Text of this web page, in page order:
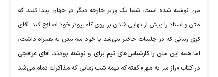
من نوشته شده است، شما یک وزیر خارجه دیگر در جهان پیدا کنید که
متن و اسناد را پیش از نهایی شدن بر روی کامپیوتر خود اصلاح کند. آقای
کری زمانی که در جلسات حاضر می‌شد با خود سه متن به همراه داشت،
اما همه این متن را کارشناس‌های تیم برای او نوشته بودند. آقای عراقچی
در کتاب «راز سر به مهر» گفته که نیمه شب زمانی که مذاکرات تمام می‌شد